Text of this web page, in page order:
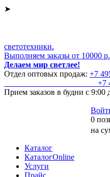
➤
светотехники.
Выполняем заказы от 10000 р.
Делаем мир светлее!
Отдел оптовых продаж: +7
+7
Прием заказов в будни с 9:00
0
на
Каталог
КаталогOnline
Услуги
Прайс